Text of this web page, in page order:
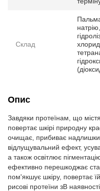
Склад
Опис
Завдяки протеїнам, що
повертає шкірі природну
очищає, прибиває надлишки
відлущувальний ефект,
а також освітлює
ефективно перешкоджає
пом'якшує шкіру, повертає
рисові протеїни зВ